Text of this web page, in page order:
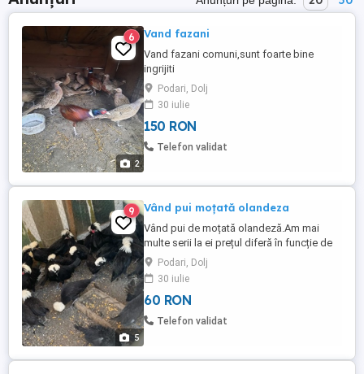
2
6 Vand fazani
Vand fazani comuni,sunt foarte bine
ingrijiti
Podari, Dolj
30 iulie
150 RON
Telefon validat
5
9 Vând pui moțată olandeza
Vând pui de moțată olandeză.Am mai
multe serii la ei prețul diferă în funcție de
vârsta lor,încep de la 60 de lei în sus
Podari, Dolj
30 iulie
60 RON
Telefon validat